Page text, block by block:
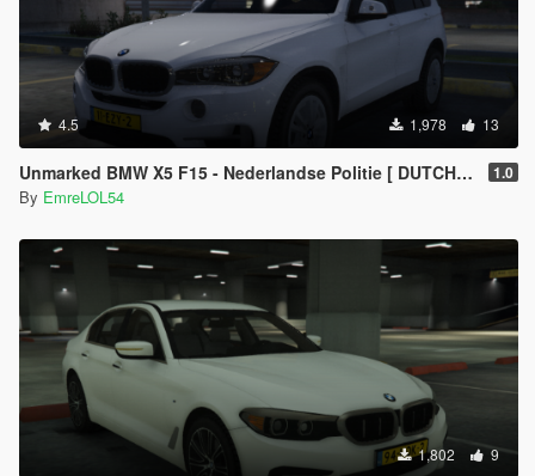
4.5 1,978 13
Unmarked BMW X5 F15 - Nederlandse Politie [ DUTCH / NL ] 1.0
By EmreLOL54
1,802 9